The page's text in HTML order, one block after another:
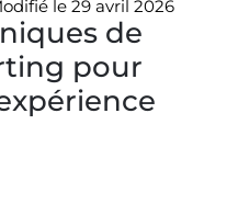
le 29 avril 2026
de
pour